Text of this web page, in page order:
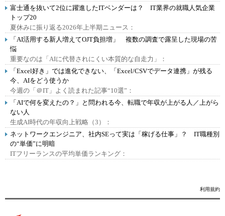
富士通を抜いて2位に躍進したITベンダーは？ IT業界の就職人気企業
トップ20
夏休みに振り返る2026年上半期ニュース：
「AI活用する新人増えてOJT負担増」 複数の調査で露呈した現場の苦
悩
重要なのは「AIに代替されにくい本質的な自走力」：
「Excel好き」では進化できない、「Excel/CSVでデータ連携」が残る
今、AIをどう使うか
今週の「＠IT」よく読まれた記事“10選”：
「AIで何を変えたの？」と問われる今、転職で年収が上がる人／上がら
ない人
生成AI時代の年収向上戦略（3）：
ネットワークエンジニア、社内SEって実は「稼げる仕事」？ IT職種別
の“単価”に明暗
ITフリーランスの平均単価ランキング：
利用規約